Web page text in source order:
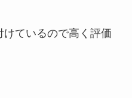
ているので高く評価